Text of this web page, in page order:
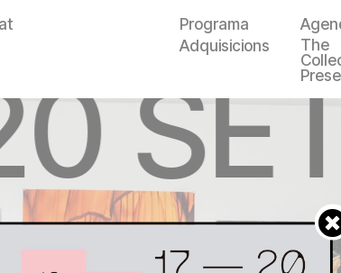
Programa
Adquisicions
The